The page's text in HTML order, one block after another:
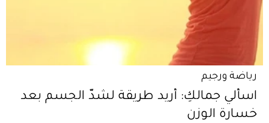
رياضة ورجيم
اسألي جمالكِ: أريد طريقة لشدّ الجسم بعد
خسارة الوزن